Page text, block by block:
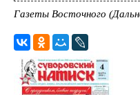
Газеты Восточного